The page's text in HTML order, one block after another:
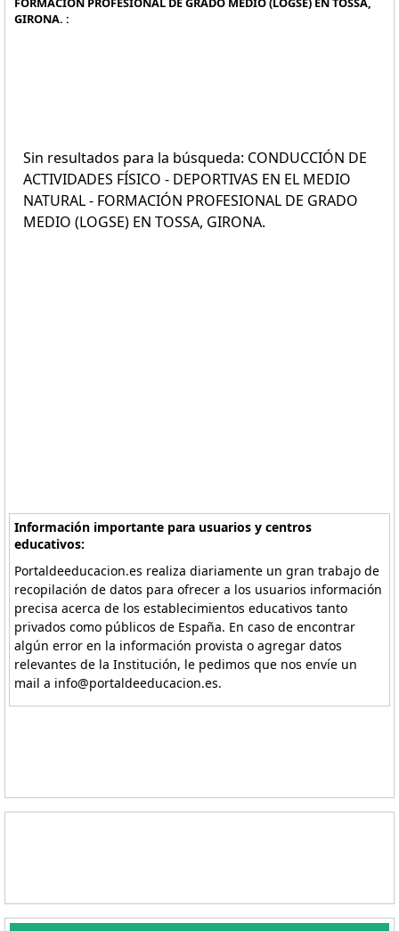
GIRONA. :
Sin resultados para la búsqueda: CONDUCCIÓN DE
ACTIVIDADES FÍSICO - DEPORTIVAS EN EL MEDIO
NATURAL - FORMACIÓN PROFESIONAL DE GRADO
MEDIO (LOGSE) EN TOSSA, GIRONA.
Información importante para usuarios y centros
educativos:
Portaldeeducacion.es realiza diariamente un gran trabajo de
recopilación de datos para ofrecer a los usuarios información
precisa acerca de los establecimientos educativos tanto
privados como públicos de España. En caso de encontrar
algún error en la información provista o agregar datos
relevantes de la Institución, le pedimos que nos envíe un
mail a info@portaldeeducacion.es.